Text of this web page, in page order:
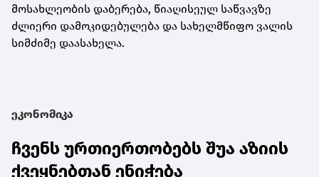
მოსახლეობის დაბერება, წიაღისეულ საწვავზე
ძლიერი დამოკიდებულება და სახელმწიფო ვალის
სიმძიმე დაასახელა.
ეკონომიკა
ჩვენს ურთიერთობებს შუა აზიის
ქვეყნებთან ენიჭება